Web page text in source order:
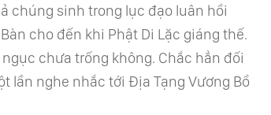
chúng sinh trong lục đạo luân hồi
cho đến khi Phật Di Lặc giáng thế.
chưa trống không. Chắc hẳn đối
lần nghe nhắc tới Địa Tạng Vương Bồ